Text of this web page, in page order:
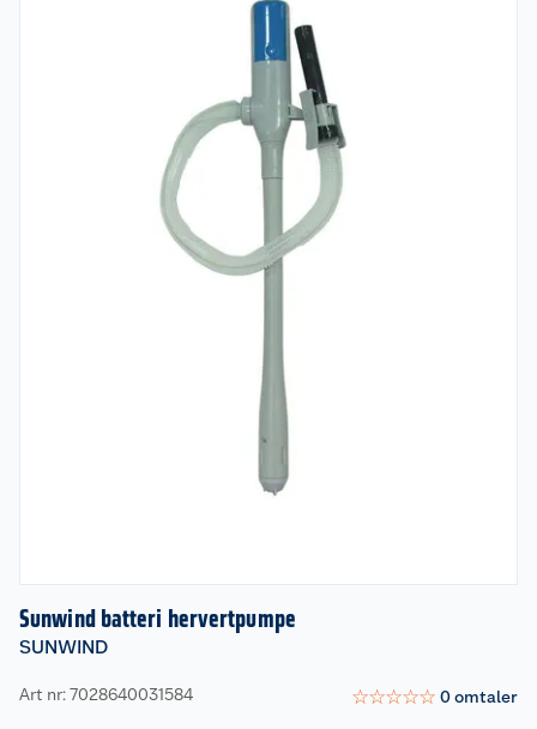
Sunwind batteri hervertpumpe
SUNWIND
Art nr: 7028640031584 ☆☆☆☆☆ 0omtaler